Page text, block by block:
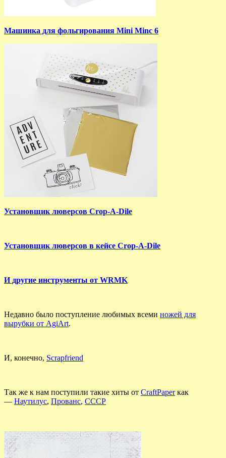
Машинка для фольгирования Mini Minc 6
Установщик люверсов Crop-A-Dile
Установщик люверсов в кейсе Crop-A-Dile
И другие инструменты от WRMK
Недавно было поступление любимых всеми ножей для
вырубки от AgiArt.
И, конечно, Scrapfriend
Так же к нам поступили такие хиты от CraftPaperкак
— Наутилус, Прованс, СССР